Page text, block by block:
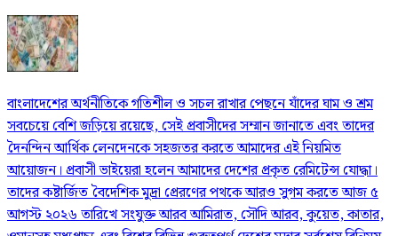
বাংলাদেশের অর্থনীতিকে গতিশীল ও সচল রাখার পেছনে যাঁদের ঘাম ও শ্রম
সবচেয়ে বেশি জড়িয়ে রয়েছে, সেই প্রবাসীদের সম্মান জানাতে এবং তাদের
দৈনন্দিন আর্থিক লেনদেনকে সহজতর করতে আমাদের এই নিয়মিত
আয়োজন। প্রবাসী ভাইয়েরা হলেন আমাদের দেশের প্রকৃত রেমিটেন্স যোদ্ধা।
তাদের কষ্টার্জিত বৈদেশিক মুদ্রা প্রেরণের পথকে আরও সুগম করতে আজ ৫
আগস্ট ২০২৬ তারিখে সংযুক্ত আরব আমিরাত, সৌদি আরব, কুয়েত, কাতার,